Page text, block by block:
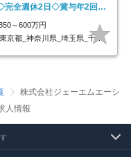
完全週休2日◇賞与年2回
～600万円
東京都_神奈川県_埼玉県_千葉県_大阪府…
株式会社ジェーエムエーシ
人情報